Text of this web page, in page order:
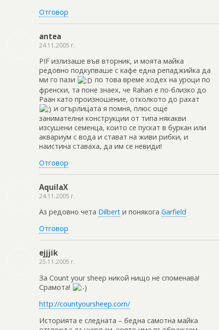
Отговор
antea
24.11.2005 г.
PIF излизаше във вторник, и моята майка
редовно подкупваше с кафе една репаджийка да
ми го пази
по това време ходех на уроци по
френски, та поне знаех, че Rahan е по-близко до
Раан като произношение, отколкото до рахат
и огърлицата я помня, плюс още
занимателни конструкции от типа някакви
изсушени семенца, които се пускат в буркан или
аквариум с вода и стават на живи рибки, и
наистина ставаха, да им се невиди!
Отговор
AquilaX
24.11.2005 г.
Аз редовно чета Dilbert и понякога Garfield
Отговор
ejjjik
25.11.2005 г.
За Count your sheep никой нищо не споменава!
Срамота!
http://countyoursheep.com/
Историята е следната – бедна самотна майка